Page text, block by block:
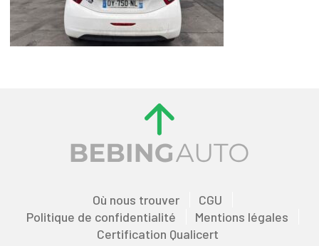
Où nous trouver
CGU
Politique de confidentialité
Mentions légales
Certification Qualicert